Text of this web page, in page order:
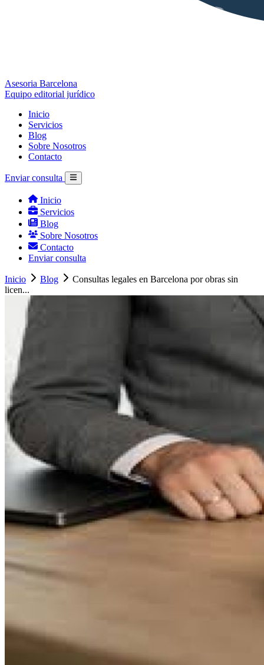
Asesoria Barcelona
Equipo editorial jurídico
Inicio
Servicios
Blog
Sobre Nosotros
Contacto
Enviar consulta
Inicio
Servicios
Blog
Sobre Nosotros
Contacto
Enviar consulta
Inicio Blog
Consultas legales en Barcelona por obras sin
licen...